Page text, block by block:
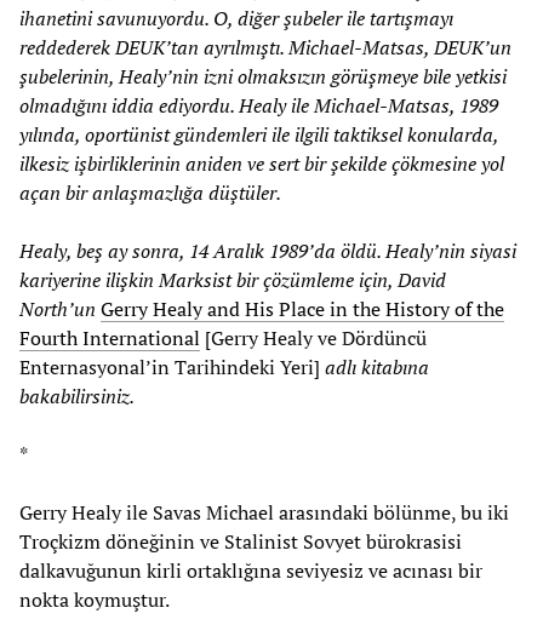
ihanetini savunuyordu. O, diğer şubeler ile tartışmayı
reddederek DEUK’tan ayrılmıştı. Michael-Matsas, DEUK’un
şubelerinin, Healy’nin izni olmaksızın görüşmeye bile yetkisi
olmadığını iddia ediyordu. Healy ile Michael-Matsas, 1989
yılında, oportünist gündemleri ile ilgili taktiksel konularda,
ilkesiz işbirliklerinin aniden ve sert bir şekilde çökmesine yol
açan bir anlaşmazlığa düştüler.
Healy, beş ay sonra, 14 Aralık 1989’da öldü. Healy’nin siyasi
kariyerine ilişkin Marksist bir çözümleme için, David
North’un Gerry Healy and His Place in the History of the
Fourth International [Gerry Healy ve Dördüncü
Enternasyonal’in Tarihindeki Yeri] adlı kitabına
bakabilirsiniz.
*
Gerry Healy ile Savas Michael arasındaki bölünme, bu iki
Troçkizm döneğinin ve Stalinist Sovyet bürokrasisi
dalkavuğunun kirli ortaklığına seviyesiz ve acınası bir
nokta koymuştur.